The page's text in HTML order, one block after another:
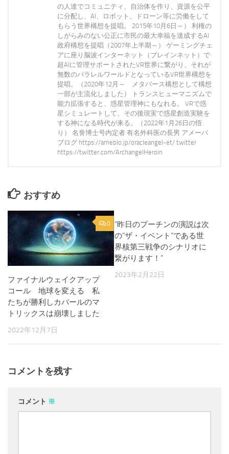
の人達でコミュニティ、自治体を作り、資源を公平
に分配し、AI、ロボット、ドローン等に労働をして
もらう世界構想を提唱。 2015年10月6日～） 利権の
しがらみのない公正に市民の最大幸福を達成するAI
政府構想を提唱（2007年上半期～） ゲーミングチェ
アに座り脳波インターネット（ブレインネット）で
超AIに管理サポートされたVR世界に繋がり、それが
無数のパラレルワールドとなっているVR世界構想を
提唱。（2020年12月～ メタバース構想として構想
一部が主流化しました） トランスヒューマニズムで
能力拡張すると、惑星管理神にもなれる。 VRで惑
星シミュレートして、その後現実で惑星創造実験を
する神になる時代が来る。（2022年1月26日の悟
り） 名誉博士号内定者 有名外科医の長男 アメーバ
ブログ https://ameblo.jp/oracleangel-et/ twitter
https://twitter.com/ArchangelHeroin
おすすめ
0
ファイナルウェイクアップ
コール 地球を変える 私
たちが勝利しカバールのマ
トリックスは崩壊しました
2022年12月7日
”昨日のプーチンの演説は次
の”ザ・イベント”である世
界核第三戦争のシナリオに
繋がります！”
2023年2月22日
コメントを残す
コメント ※